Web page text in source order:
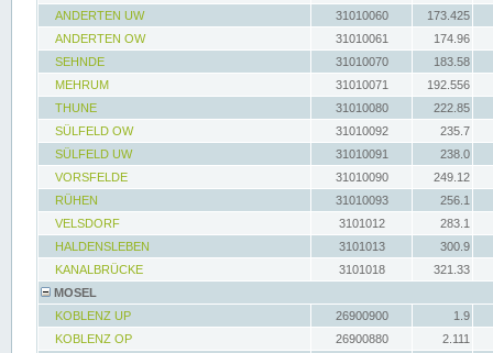
ANDERTEN UW
31010060
173.425
ANDERTEN OW
31010061
174.96
SEHNDE
31010070
183.58
MEHRUM
31010071
192.556
THUNE
31010080
222.85
SÜLFELD OW
31010092
235.7
SÜLFELD UW
31010091
238.0
VORSFELDE
31010090
249.12
RÜHEN
31010093
256.1
VELSDORF
3101012
283.1
HALDENSLEBEN
3101013
300.9
KANALBRÜCKE
3101018
321.33
MOSEL
KOBLENZ UP
26900900
1.9
KOBLENZ OP
26900880
2.111